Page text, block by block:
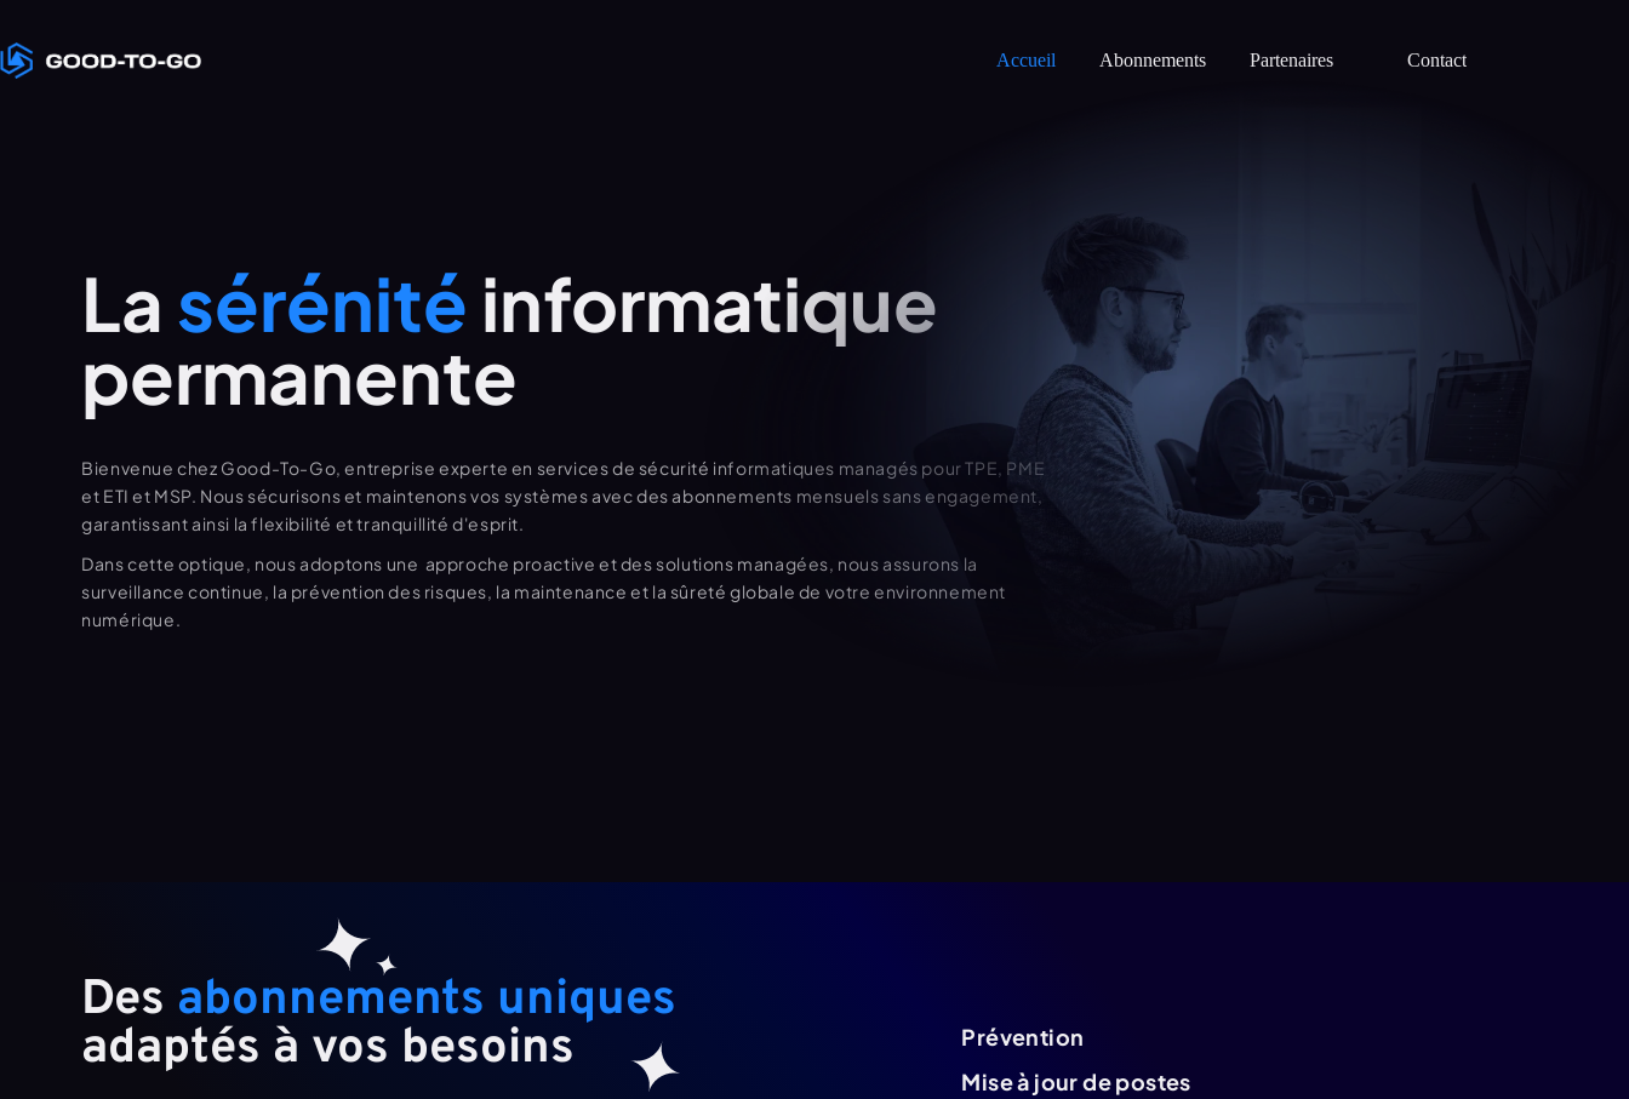
contenu
Accueil Abonnements Partenaires Contact
La sérénité informatique
permanente
Bienvenue chez Good-To-Go, entreprise experte en services de sécurité informatiques managés pour TPE, PME
et ETI et MSP. Nous sécurisons et maintenons vos systèmes avec des abonnements mensuels sans engagement,
garantissant ainsi la flexibilité et tranquillité d'esprit.
Dans cette optique, nous adoptons une  approche proactive et des solutions managées, nous assurons la
surveillance continue, la prévention des risques, la maintenance et la sûreté globale de votre environnement
numérique.
Des
adaptés à vos besoins
Prévention
Mise à jour de postes